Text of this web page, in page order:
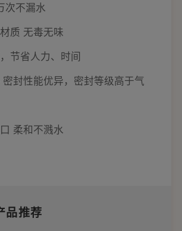
次不漏水
质 无毒无味
节省人力、时间
封性能优异，密封等级高于气
柔和不溅水
品推荐